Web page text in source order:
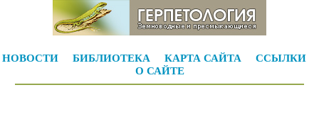
НОВОСТИ БИБЛИОТЕКА КАРТА САЙТА
ССЫЛКИ
О САЙТЕ